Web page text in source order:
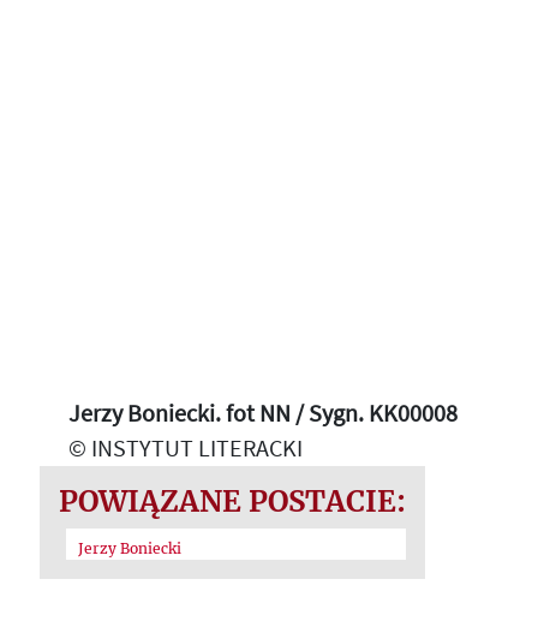
Jerzy Boniecki. fot NN / Sygn. KK00008
© INSTYTUT LITERACKI
POWIĄZANE POSTACIE:
Jerzy Boniecki